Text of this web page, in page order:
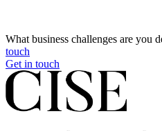
What business challenges are you
touch
Get in touch